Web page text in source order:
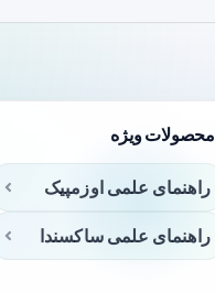
محصولات ویژه
راهنمای علمی اوزمپیک
راهنمای علمی ساکسندا